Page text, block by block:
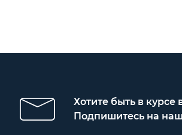
Хотите быть в курсе
Подпишитесь на